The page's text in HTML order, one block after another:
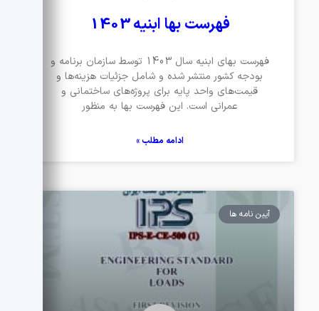
فهرست بها ابنیه 1403
فهرست بهای ابنیه سال 1403 توسط سازمان برنامه و
بودجه کشور منتشر شده و شامل جزئیات هزینه‌ها و
قیمت‌های واحد پایه برای پروژه‌های ساختمانی و
عمرانی است. این فهرست بها به منظور
ادامه مطلب »
آیین نامه ها